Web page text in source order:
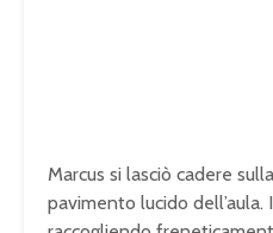
Marcus si lasciò cadere
pavimento lucido